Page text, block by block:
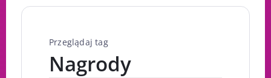
Przeglądaj tag
Nagrody